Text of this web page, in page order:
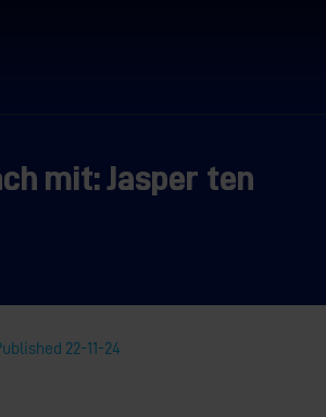
mit: Jasper ten
22-11-24